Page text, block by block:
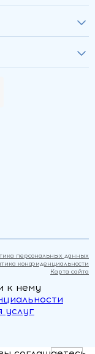
персональных данных
конфиденциальности
Карта сайта
к нему
услуг